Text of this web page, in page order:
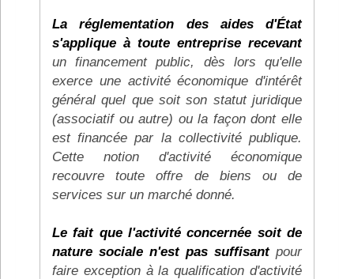
La réglementation des aides d'État
s'applique à toute entreprise recevant
un financement public, dès lors qu'elle
exerce une activité économique d'intérêt
général quel que soit son statut juridique
(associatif ou autre) ou la façon dont elle
est financée par la collectivité publique.
Cette notion d'activité économique
recouvre toute offre de biens ou de
services sur un marché donné.
Le fait que l'activité concernée soit de
nature sociale n'est pas suffisantpour
faire exception à la qualification d'activité